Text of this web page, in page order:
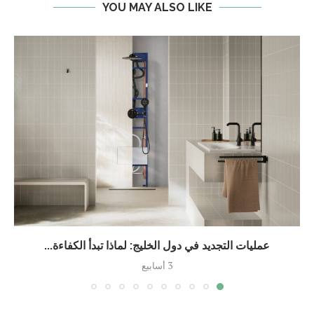
YOU MAY ALSO LIKE
عمليات التجديد في دول الخليج: لماذا تبدأ الكفاءة...
3 أسابيع